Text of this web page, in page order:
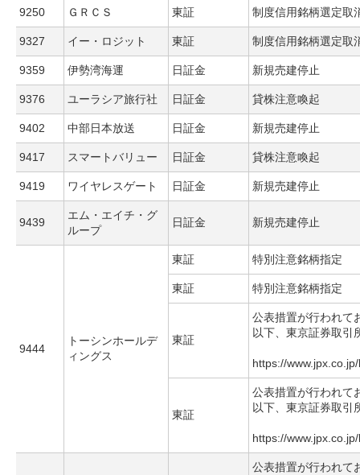
9250 ＧＲＣＳ 東証 制度信用銘柄選定取
9327 イー・ロジット 東証 制度信用銘柄選定取
9359 伊勢湾海運 日証金 新規売建停止
9376 ユーラシア旅行社 日証金 貸株注意喚起
9402 中部日本放送 日証金 新規売建停止
9417 スマートバリュー 日証金 貸株注意喚起
9419 ワイヤレスゲート 日証金 新規売建停止
9439
エム・エイチ・グ
ループ
日証金 新規売建停止
9444
トーシンホールデ
ィングス
東証 特別注意銘柄指定
東証 特別注意銘柄指定
東証
公表措置が行われて
以下、東京証券取引
https://
東証
公表措置が行われて
以下、東京証券取引
https://
公表措置が行われて